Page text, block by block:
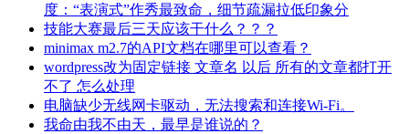
度：“表演式”作秀最致命，细节疏漏拉低印象分
技能大赛最后三天应该干什么？？？
minimax m2.7的API文档在哪里可以查看？
wordpress改为固定链接 文章名 以后 所有的文章都打开
不了 怎么处理
电脑缺少无线网卡驱动，无法搜索和连接Wi-Fi。
我命由我不由天，最早是谁说的？